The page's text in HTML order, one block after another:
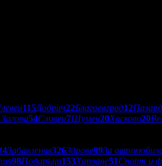
115Добрич22Благоевград12
54Сливен7Шумен20Хасково20
Забавления326Здраве99За
98Подаръци153Хапване51Спорт и